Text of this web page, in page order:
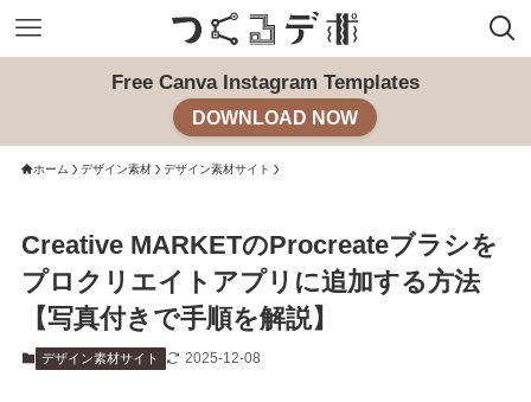
Free Canva Instagram Templates
DOWNLOAD NOW
ホーム デザイン素材 デザイン素材サイト
Creative MARKETのProcreateブラシを
プロクリエイトアプリに追加する方法
【写真付きで手順を解説】
デザイン素材サイト 2025-12-08